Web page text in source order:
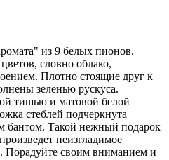
из 9 белых пионов.
словно облако,
Плотно стоящие друг к
зеленью рускуса.
тишью и матовой белой
стеблей подчеркнута
бантом. Такой нежный подарок
неизгладимое
Порадуйте своим вниманием и